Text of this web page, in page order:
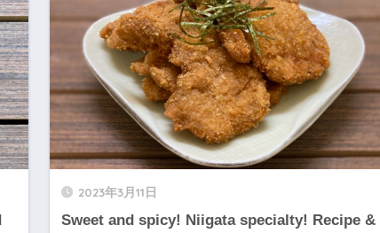
2023年3月11日
Sweet and spicy! Niigata specialty! Recipe &